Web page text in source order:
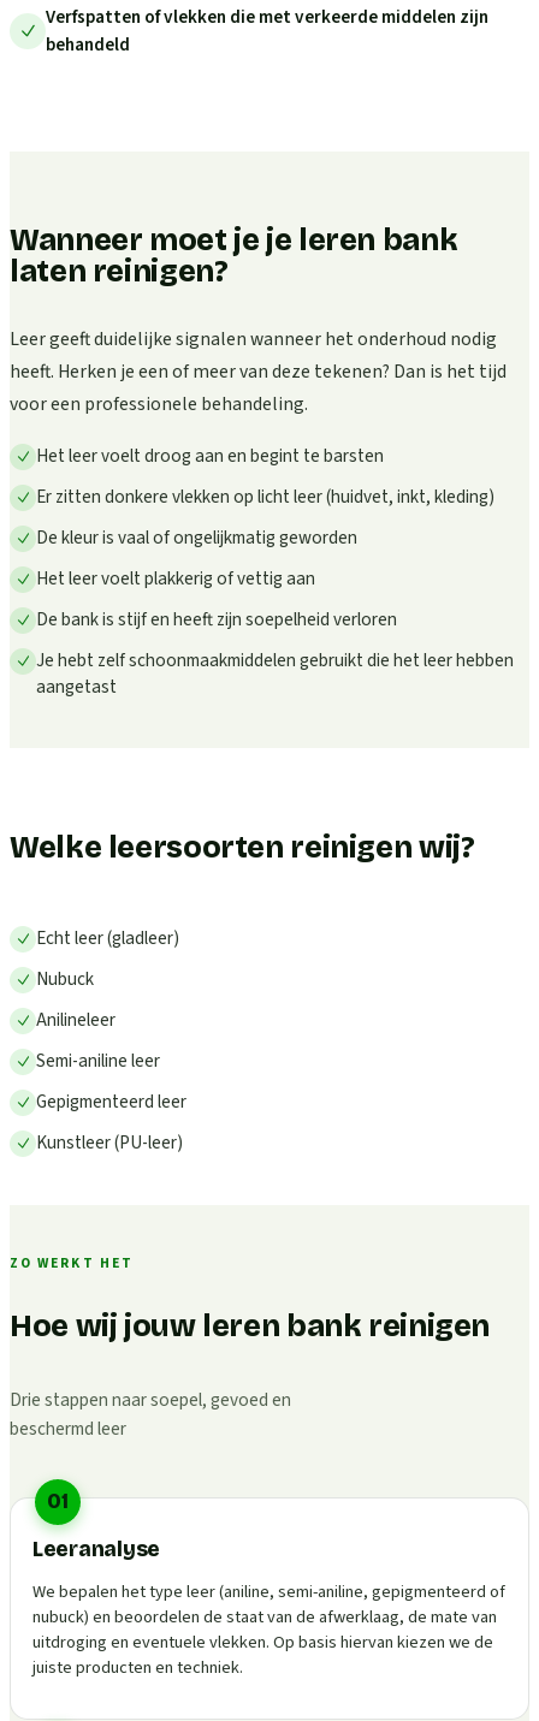
Verfspatten of vlekken die met verkeerde middelen zijn
behandeld
Wanneer moet je je leren bank
laten reinigen?
Leer geeft duidelijke signalen wanneer het onderhoud nodig
heeft. Herken je een of meer van deze tekenen? Dan is het tijd
voor een professionele behandeling.
Het leer voelt droog aan en begint te barsten
Er zitten donkere vlekken op licht leer (huidvet, inkt, kleding)
De kleur is vaal of ongelijkmatig geworden
Het leer voelt plakkerig of vettig aan
De bank is stijf en heeft zijn soepelheid verloren
Je hebt zelf schoonmaakmiddelen gebruikt die het leer hebben
aangetast
Welke leersoorten reinigen wij?
Echt leer (gladleer)
Nubuck
Anilineleer
Semi-aniline leer
Gepigmenteerd leer
Kunstleer (PU-leer)
ZO WERKT HET
Hoe wij jouw leren bank reinigen
Drie stappen naar soepel, gevoed en
beschermd leer
01
Leeranalyse
We bepalen het type leer (aniline, semi-aniline, gepigmenteerd of
nubuck) en beoordelen de staat van de afwerklaag, de mate van
uitdroging en eventuele vlekken. Op basis hiervan kiezen we de
juiste producten en techniek.